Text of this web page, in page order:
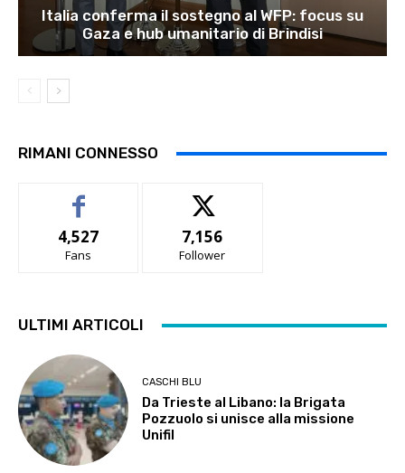
Italia conferma il sostegno al WFP: focus su
Gaza e hub umanitario di Brindisi
RIMANI CONNESSO
4,527
Fans
7,156
Follower
ULTIMI ARTICOLI
CASCHI BLU
Da Trieste al Libano: la Brigata
Pozzuolo si unisce alla missione
Unifil